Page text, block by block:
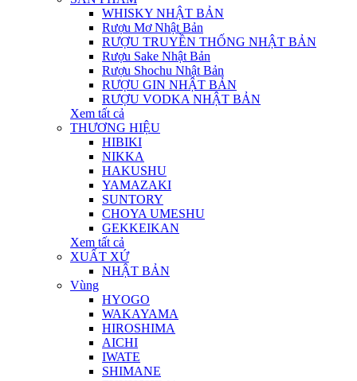
WHISKY NHẬT BẢN
Rượu Mơ Nhật Bản
RƯỢU TRUYỀN THỐNG NHẬT BẢN
Rượu Sake Nhật Bản
Rượu Shochu Nhật Bản
RƯỢU GIN NHẬT BẢN
RƯỢU VODKA NHẬT BẢN
Xem tất cả
THƯƠNG HIỆU
HIBIKI
NIKKA
HAKUSHU
YAMAZAKI
SUNTORY
CHOYA UMESHU
GEKKEIKAN
Xem tất cả
XUẤT XỨ
NHẬT BẢN
Vùng
HYOGO
WAKAYAMA
HIROSHIMA
AICHI
IWATE
SHIMANE